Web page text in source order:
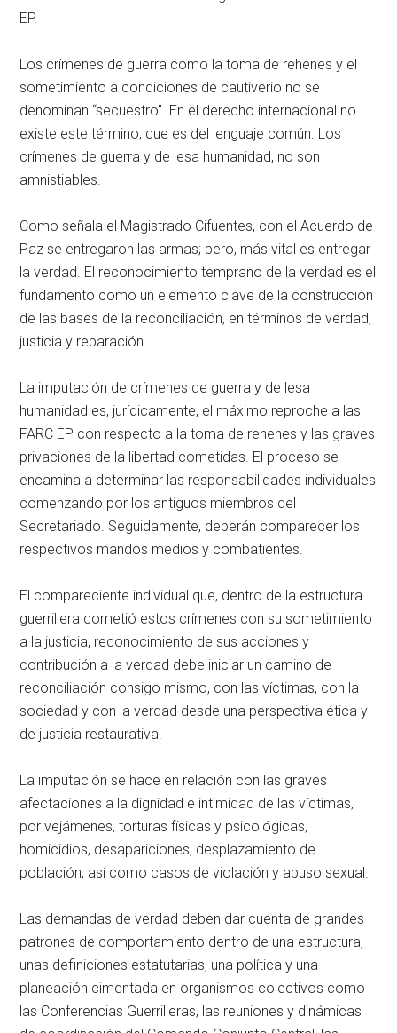
EP.
Los crímenes de guerra como la toma de rehenes y el
sometimiento a condiciones de cautiverio no se
denominan “secuestro”. En el derecho internacional no
existe este término, que es del lenguaje común. Los
crímenes de guerra y de lesa humanidad, no son
amnistiables.
Como señala el Magistrado Cifuentes, con el Acuerdo de
Paz se entregaron las armas; pero, más vital es entregar
la verdad. El reconocimiento temprano de la verdad es el
fundamento como un elemento clave de la construcción
de las bases de la reconciliación, en términos de verdad,
justicia y reparación.
La imputación de crímenes de guerra y de lesa
humanidad es, jurídicamente, el máximo reproche a las
FARC EP con respecto a la toma de rehenes y las graves
privaciones de la libertad cometidas. El proceso se
encamina a determinar las responsabilidades individuales
comenzando por los antiguos miembros del
Secretariado. Seguidamente, deberán comparecer los
respectivos mandos medios y combatientes.
El compareciente individual que, dentro de la estructura
guerrillera cometió estos crímenes con su sometimiento
a la justicia, reconocimiento de sus acciones y
contribución a la verdad debe iniciar un camino de
reconciliación consigo mismo, con las víctimas, con la
sociedad y con la verdad desde una perspectiva ética y
de justicia restaurativa.
La imputación se hace en relación con las graves
afectaciones a la dignidad e intimidad de las víctimas,
por vejámenes, torturas físicas y psicológicas,
homicidios, desapariciones, desplazamiento de
población, así como casos de violación y abuso sexual.
Las demandas de verdad deben dar cuenta de grandes
patrones de comportamiento dentro de una estructura,
unas definiciones estatutarias, una política y una
planeación cimentada en organismos colectivos como
las Conferencias Guerrilleras, las reuniones y dinámicas